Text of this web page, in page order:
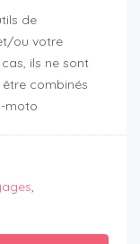
de
ou votre
ils ne sont
combinés
moto
,